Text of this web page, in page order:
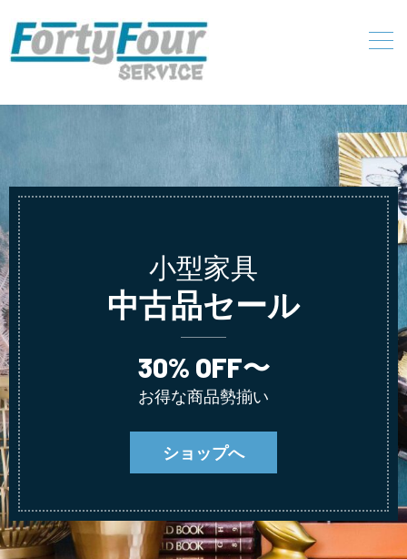
小型家具
中古品セール
30% OFF〜
お得な商品勢揃い
ショップへ